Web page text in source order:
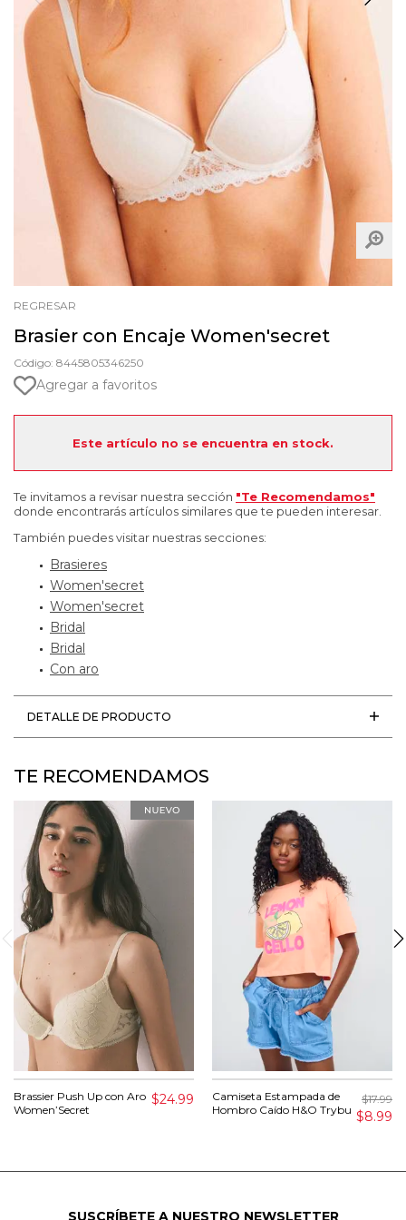
REGRESAR
Brasier con Encaje Women'secret
Código: 8445805346250
Agregar a favoritos
Este artículo no se encuentra en stock.
Te invitamos a revisar nuestra sección "Te Recomendamos"
donde encontrarás artículos similares que te pueden interesar.
También puedes visitar nuestras secciones:
Brasieres
Women'secret
Women'secret
Bridal
Bridal
Con aro
DETALLE DE PRODUCTO
TE RECOMENDAMOS
Brassier Push Up con Aro
Women’Secret
$24.99
Camiseta Estampada de
Hombro Caído H&O Trybu
$17.99
$8.99
SUSCRÍBETE A NUESTRO NEWSLETTER